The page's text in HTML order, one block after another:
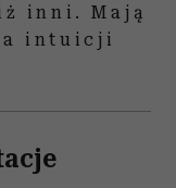
inni. Mają
intuicji